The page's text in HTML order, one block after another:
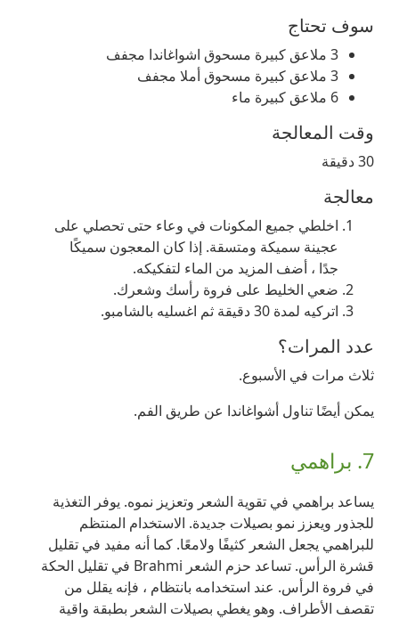
سوف تحتاج
3 ملاعق كبيرة مسحوق اشواغاندا مجفف
3 ملاعق كبيرة مسحوق أملا مجفف
6 ملاعق كبيرة ماء
وقت المعالجة
30 دقيقة
معالجة
اخلطي جميع المكونات في وعاء حتى تحصلي على
عجينة سميكة ومتسقة. إذا كان المعجون سميكًا
جدًا ، أضف المزيد من الماء لتفكيكه.
ضعي الخليط على فروة رأسك وشعرك.
اتركيه لمدة 30 دقيقة ثم اغسليه بالشامبو.
عدد المرات؟
ثلاث مرات في الأسبوع.
يمكن أيضًا تناول أشواغاندا عن طريق الفم.
7. براهمي
يساعد براهمي في تقوية الشعر وتعزيز نموه. يوفر التغذية
للجذور ويعزز نمو بصيلات جديدة. الاستخدام المنتظم
للبراهمي يجعل الشعر كثيفًا ولامعًا. كما أنه مفيد في تقليل
قشرة الرأس. تساعد حزم الشعر Brahmi في تقليل الحكة
في فروة الرأس. عند استخدامه بانتظام ، فإنه يقلل من
تقصف الأطراف. وهو يغطي بصيلات الشعر بطبقة واقية